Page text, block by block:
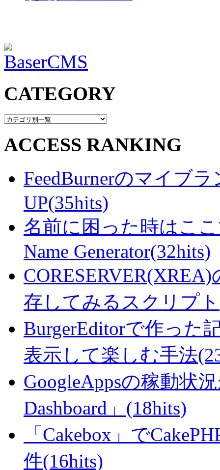
CATEGORY
ACCESS RANKING
FeedBurnerのマイブ
UP(35hits)
名前に困った時はここ
Name Generator(32hits)
存してみるスクリプ
BurgerEditorで作った
表示して楽しむ手法
GoogleAppsの稼動状
Dashboard」(18hits)
「Cakebox」で
件(16hits)